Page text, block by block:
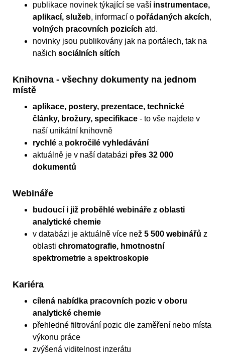
publikace novinek týkající se vaší instrumentace,
aplikací, služeb, informací o pořádaných akcích,
volných pracovních pozicích atd.
novinky jsou publikovány jak na portálech, tak na
našich sociálních sítích
Knihovna - všechny dokumenty na jednom
místě
aplikace, postery, prezentace, technické
články, brožury, specifikace - to vše najdete v
naší unikátní knihovně
rychlé a pokročilé vyhledávání
aktuálně je v naší databázi přes 32 000
dokumentů
Webináře
budoucí i již proběhlé webináře z oblasti
analytické chemie
v databázi je aktuálně více než 5 500 webinářů z
oblasti chromatografie, hmotnostní
spektrometrie a spektroskopie
Kariéra
cílená nabídka pracovních pozic v oboru
analytické chemie
přehledné filtrování pozic dle zaměření nebo místa
výkonu práce
zvýšená viditelnost inzerátu